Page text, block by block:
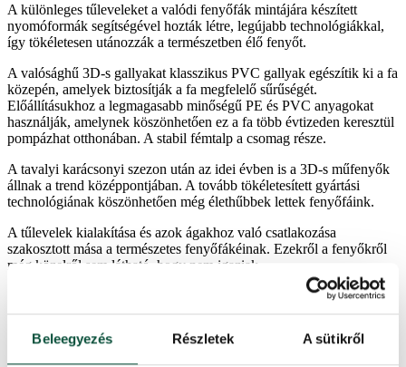
Beleegyezés Részletek A sütikről
A különleges tűleveleket a valódi fenyőfák mintájára készített
nyomóformák segítségével hozták létre, legújabb technológiákkal,
így tökéletesen utánozzák a természetben élő fenyőt.
A valósághű 3D-s gallyakat klasszikus PVC gallyak egészítik ki a fa
közepén, amelyek biztosítják a fa megfelelő sűrűségét.
Előállításukhoz a legmagasabb minőségű PE és PVC anyagokat
használják, amelynek köszönhetően ez a fa több évtizeden keresztül
pompázhat otthonában. A stabil fémtalp a csomag része.
A tavalyi karácsonyi szezon után az idei évben is a 3D-s műfenyők
állnak a trend középpontjában. A tovább tökéletesített gyártási
technológiának köszönhetően még élethűbbek lettek fenyőfáink.
A tűlevelek kialakítása és azok ágakhoz való csatlakozása
szakosztott mása a természetes fenyőfákéinak. Ezekről a fenyőkről
még közelről sem látható, hogy nem igaziak.
az élő fa pontos mása, a természet által inspirálva
nagy mennyiségű 3D-s gally alkotja
egyszerűen összeszerelhető
3 részből áll